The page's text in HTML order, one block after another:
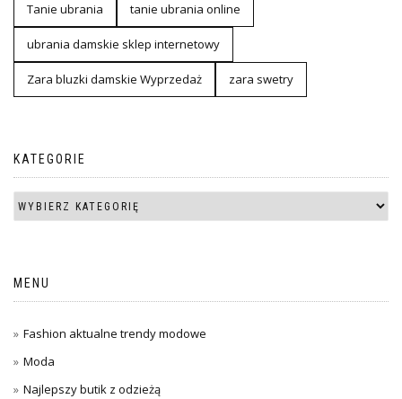
Tanie ubrania tanie ubrania online
ubrania damskie sklep internetowy
Zara bluzki damskie Wyprzedaż zara swetry
KATEGORIE
MENU
Fashion aktualne trendy modowe
Moda
Najlepszy butik z odzieżą